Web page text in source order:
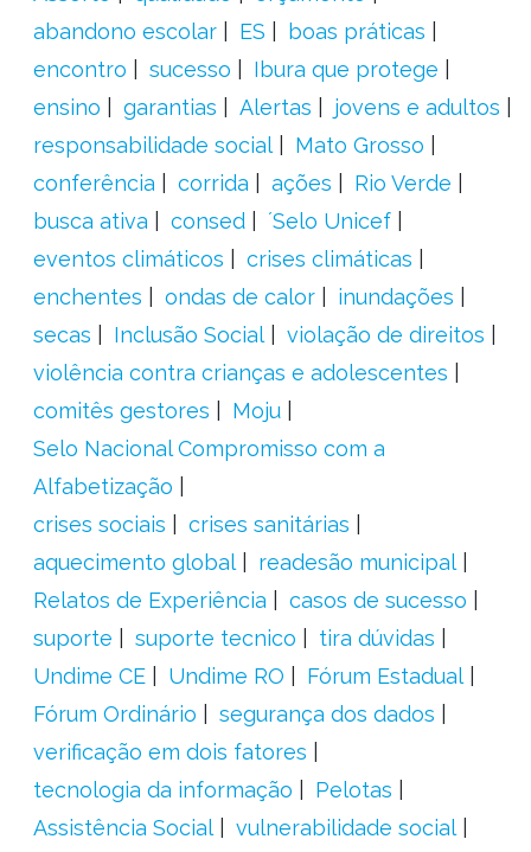
abandono escolar
ES
boas práticas
encontro
sucesso
Ibura que protege
ensino
garantias Alertas
jovens e adultos
responsabilidade social
Mato Grosso
conferência
corrida ações
Rio Verde
busca ativa
consed
´Selo Unicef
eventos climáticos
crises climáticas
enchentes
ondas de calor
inundações
secas
Inclusão Social
violação de direitos
violência contra crianças e adolescentes
comitês gestores
Moju
Selo Nacional Compromisso com a
Alfabetização
crises sociais
crises sanitárias
aquecimento global
readesão municipal
Relatos de Experiência
casos de sucesso
suporte
suporte tecnico
tira dúvidas
Undime CE
Undime RO
Fórum Estadual
Fórum Ordinário
segurança dos dados
verificação em dois fatores
tecnologia da informação
Pelotas
Assistência Social
vulnerabilidade social